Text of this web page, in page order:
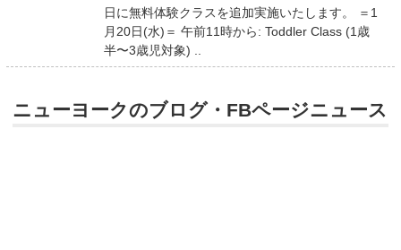
日に無料体験クラスを追加実施いたします。 ＝1
月20日(水)＝ 午前11時から: Toddler Class (1歳
半〜3歳児対象) ..
ニューヨークのブログ・FBページニュース